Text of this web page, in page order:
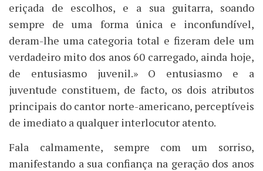
eriçada de escolhos, e a sua guitarra, soando
sempre de uma forma única e inconfundível,
deram-lhe uma categoria total e fizeram dele um
verdadeiro mito dos anos 60 carregado, ainda hoje,
de entusiasmo juvenil.» O entusiasmo e a
juventude constituem, de facto, os dois atributos
principais do cantor norte-americano, perceptíveis
de imediato a qualquer interlocutor atento.
Fala calmamente, sempre com um sorriso,
manifestando a sua confiança na geração dos anos